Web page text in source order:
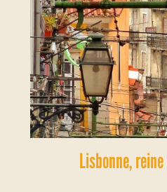
Lisbonne,